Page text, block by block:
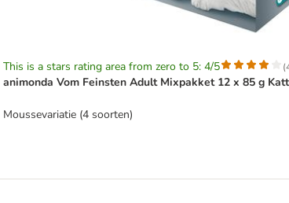
This is a stars rating area from zero to 5: 4/5 (
animonda Vom Feinsten Adult Mixpakket 12 x 85 g
Moussevariatie (4 soorten)